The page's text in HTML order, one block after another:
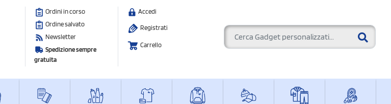
Ordini in corso
Ordine salvato
Newsletter
Spedizione sempre
gratuita
Accedi
Registrati
Carrello